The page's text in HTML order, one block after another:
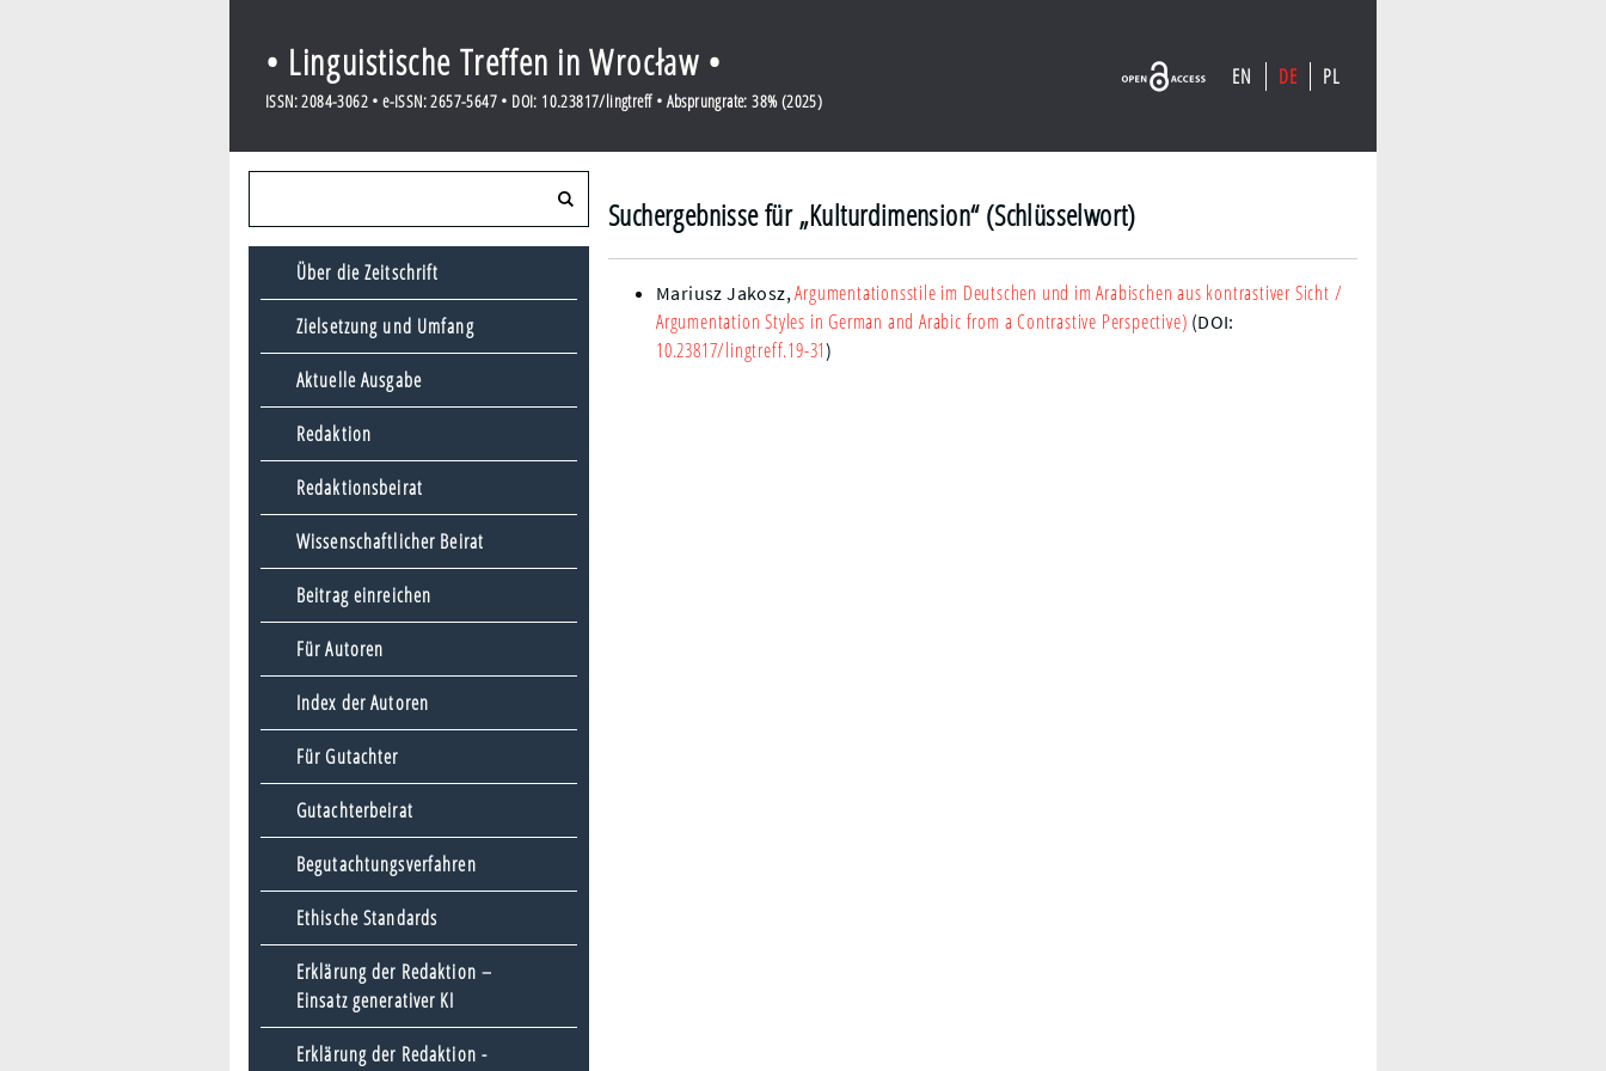
• Linguistische Treffen in Wrocław •
ISSN: 2084-3062 • e-ISSN: 2657-5647 • DOI: 10.23817/lingtreff • Absprungrate: 38% (2025)
EN DE PL
Über die Zeitschrift
Zielsetzung und Umfang
Aktuelle Ausgabe
Redaktion
Redaktionsbeirat
Wissenschaftlicher Beirat
Beitrag einreichen
Für Autoren
Index der Autoren
Für Gutachter
Gutachterbeirat
Begutachtungsverfahren
Ethische Standards
Erklärung der Redaktion –
Einsatz generativer KI
Erklärung der Redaktion -
Suchergebnisse für „Kulturdimension“ (Schlüsselwort)
Mariusz Jakosz,Argumentationsstile im Deutschen und im Arabischen aus kontrastiver Sicht /
Argumentation Styles in German and Arabic from a Contrastive Perspective) (DOI:
10.23817/lingtreff.19-31)